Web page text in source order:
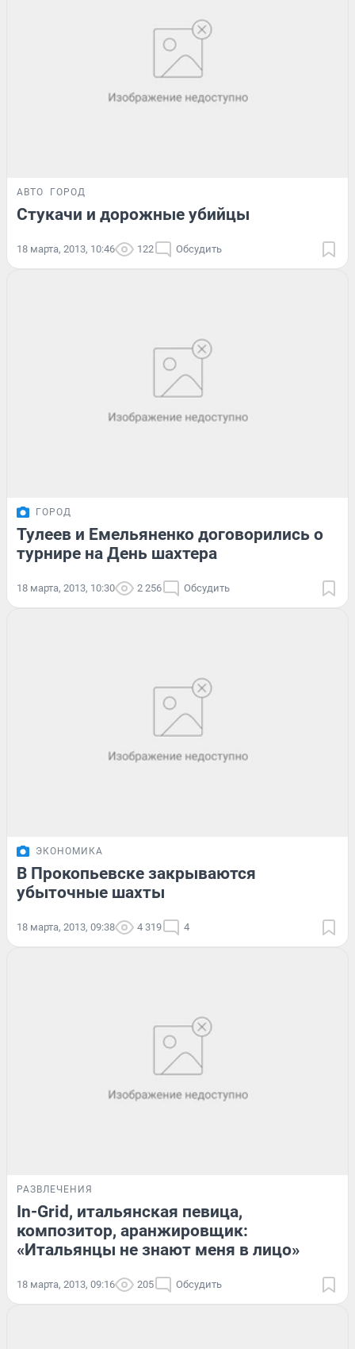
АВТО ГОРОД
Стукачи и дорожные убийцы
18 марта, 2013, 10:46 122 Обсудить
ГОРОД
Тулеев и Емельяненко договорились о
турнире на День шахтера
18 марта, 2013, 10:30 2 256 Обсудить
ЭКОНОМИКА
В Прокопьевске закрываются
убыточные шахты
18 марта, 2013, 09:38 4 319 4
РАЗВЛЕЧЕНИЯ
In-Grid, итальянская певица,
композитор, аранжировщик:
«Итальянцы не знают меня в лицо»
18 марта, 2013, 09:16 205 Обсудить